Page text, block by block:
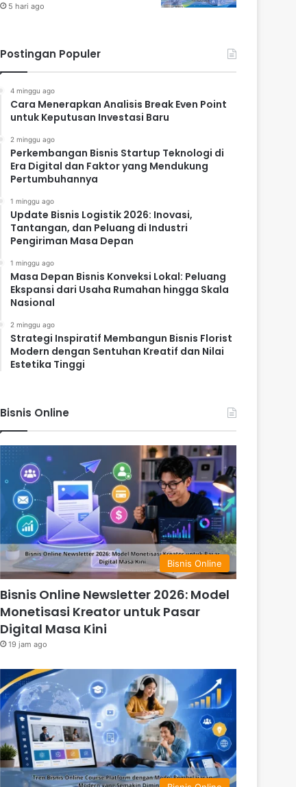
5 hari ago
Postingan Populer
4 minggu ago
Cara Menerapkan Analisis Break Even Point
untuk Keputusan Investasi Baru
2 minggu ago
Perkembangan Bisnis Startup Teknologi di
Era Digital dan Faktor yang Mendukung
Pertumbuhannya
1 minggu ago
Update Bisnis Logistik 2026: Inovasi,
Tantangan, dan Peluang di Industri
Pengiriman Masa Depan
1 minggu ago
Masa Depan Bisnis Konveksi Lokal: Peluang
Ekspansi dari Usaha Rumahan hingga Skala
Nasional
2 minggu ago
Strategi Inspiratif Membangun Bisnis Florist
Modern dengan Sentuhan Kreatif dan Nilai
Estetika Tinggi
Bisnis Online
Bisnis Online
Bisnis Online Newsletter 2026: Model
Monetisasi Kreator untuk Pasar
Digital Masa Kini
19 jam ago